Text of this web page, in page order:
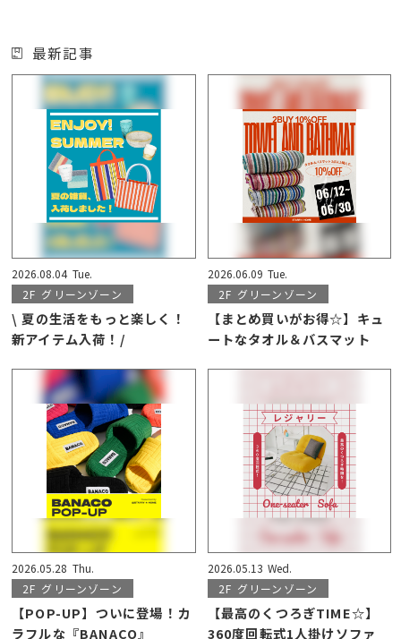
最新記事
2026.08.04 Tue.
2F グリーンゾーン
\ 夏の生活をもっと楽しく！
新アイテム入荷！/
2026.06.09 Tue.
2F グリーンゾーン
【まとめ買いがお得☆】キュ
ートなタオル＆バスマット
2026.05.28 Thu.
2F グリーンゾーン
【POP-UP】ついに登場！カ
ラフルな『BANACO』
2026.05.13 Wed.
2F グリーンゾーン
【最高のくつろぎTIME☆】
360度回転式1人掛けソファ